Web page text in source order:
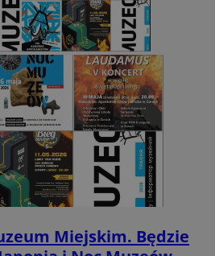
Miejskim. Będzie